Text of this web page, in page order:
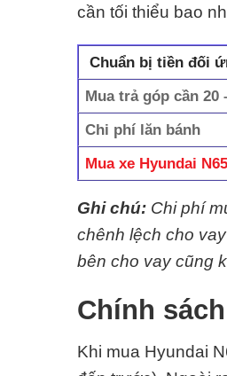
cần tối thiểu bao
Chuẩn bị tiền đối
Mua trả góp cần 20
Chi phí lăn bánh
Mua xe Hyundai
Ghi chú: Chi phí
chênh lệch cho
bên cho vay cũng
Chính
Khi mua Hyundai